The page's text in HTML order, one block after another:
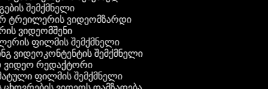
შემქმნელი
ტრეილერის ვიდეომზარდი
ვიდეომშენი
ფილმის შემქმნელი
ვიდეოკონტენტის შემქმნელი
ვიდეო რედაქტორი
ფილმის შემქმნელი